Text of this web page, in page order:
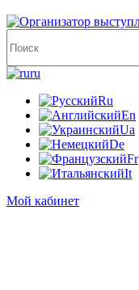
ru
Ru
En
Ua
De
Fr
It
Мой кабинет